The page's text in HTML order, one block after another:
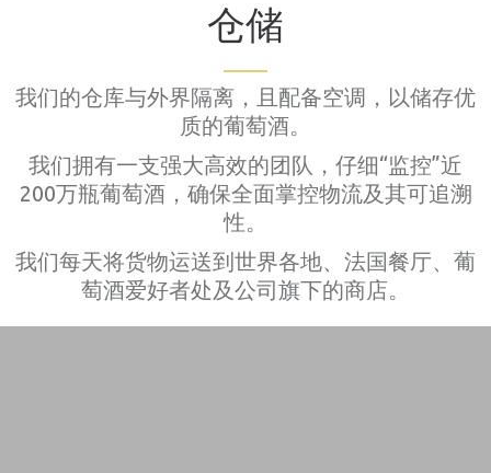
仓储
我们的仓库与外界隔离，且配备空调，以储存优
质的葡萄酒。
我们拥有一支强大高效的团队，仔细“监控”近
200万瓶葡萄酒，确保全面掌控物流及其可追溯
性。
我们每天将货物运送到世界各地、法国餐厅、葡
萄酒爱好者处及公司旗下的商店。